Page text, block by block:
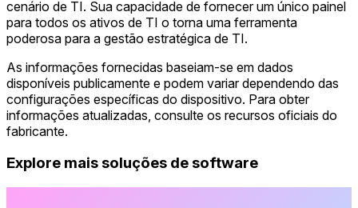
cenário de TI. Sua capacidade de fornecer um único painel
para todos os ativos de TI o torna uma ferramenta
poderosa para a gestão estratégica de TI.
As informações fornecidas baseiam-se em dados
disponíveis publicamente e podem variar dependendo das
configurações específicas do dispositivo. Para obter
informações atualizadas, consulte os recursos oficiais do
fabricante.
Explore mais soluções de software